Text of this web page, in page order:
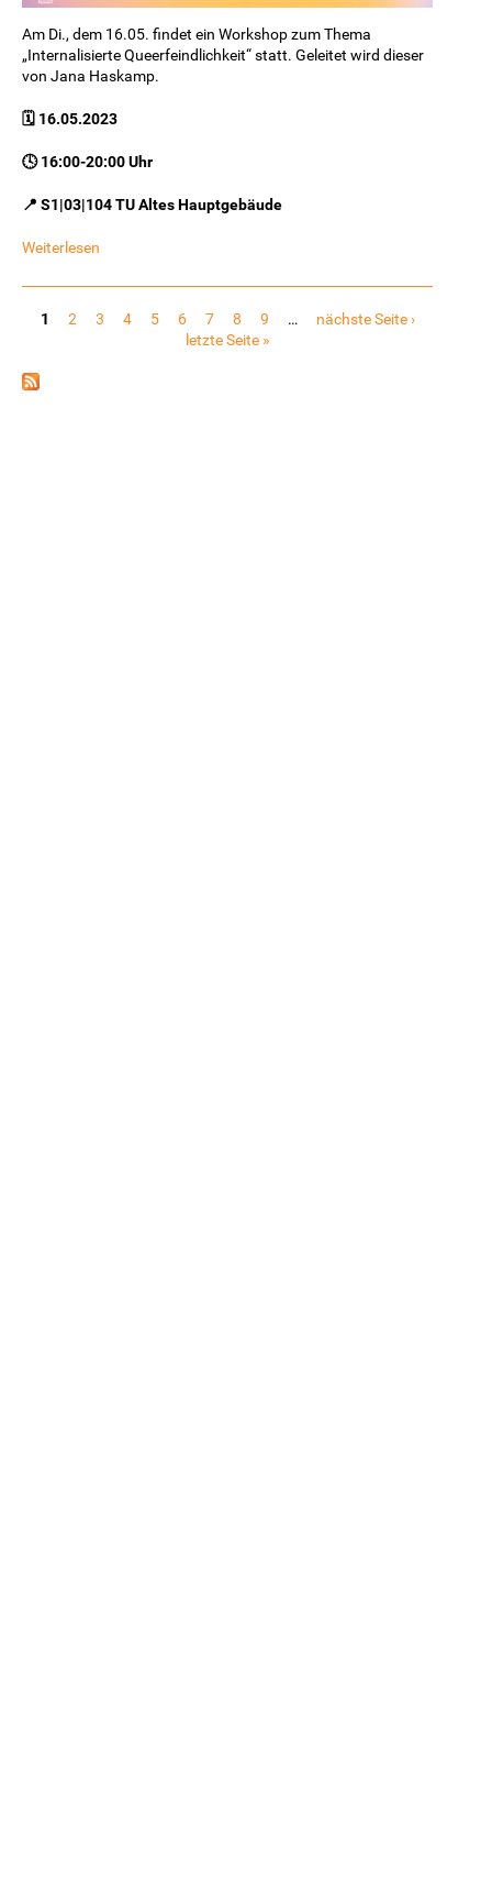
Am Di., dem 16.05. findet ein Workshop zum Thema
„Internalisierte Queerfeindlichkeit“ statt. Geleitet wird dieser
von Jana Haskamp.
🗓️ 16.05.2023
🕓 16:00-20:00 Uhr
📍 S1|03|104 TU Altes Hauptgebäude
Weiterlesen
1 2 3 4 5 6 7 8 9 …
nächste Seite ›
letzte Seite »